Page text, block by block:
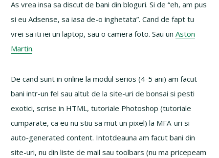
As vrea insa sa discut de bani din bloguri. Si de “eh, am pus
si eu Adsense, sa iasa de-o inghetata”. Cand de fapt tu
vrei sa iti iei un laptop, sau o camera foto. Sau unAston
Martin.
De cand sunt in online la modul serios (4-5 ani) am facut
bani intr-un fel sau altul: de la site-uri de bonsai si pesti
exotici, scrise in HTML, tutoriale Photoshop (tutoriale
cumparate, ca eu nu stiu sa mut un pixel) la MFA-uri si
auto-generated content. Intotdeauna am facut bani din
site-uri, nu din liste de mail sau toolbars (nu ma pricepeam